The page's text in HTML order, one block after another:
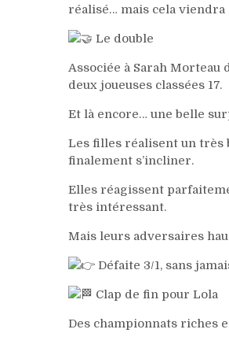
réalisé… mais cela viendra
Le double
Associée à Sarah
deux joueuses classées 17.
Et là encore… une belle
Les filles réalisent un très
finalement s’incliner.
Elles réagissent
très intéressant.
Mais leurs adversaires
Défaite 3/1, sans
Clap de fin pour Lola
Des championnats riches